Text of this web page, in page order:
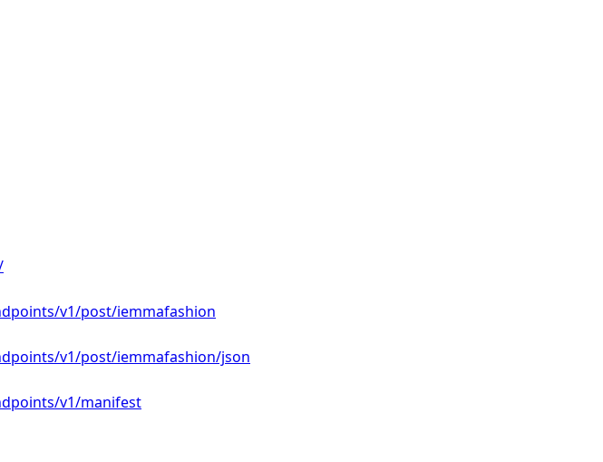
v1/post/iemmafashion
v1/post/iemmafashion/json
v1/manifest